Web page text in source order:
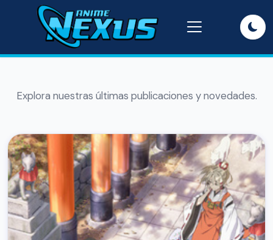
Explora nuestras últimas publicaciones y novedades.